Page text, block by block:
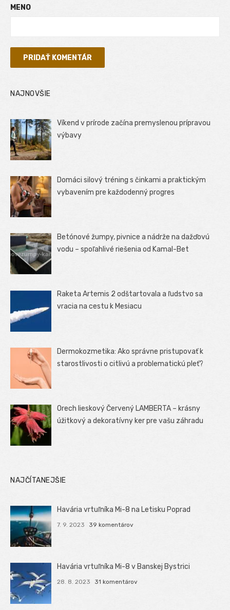
MENO
NAJNOVŠIE
Víkend v prírode začína premyslenou prípravou
výbavy
Domáci silový tréning s činkami a praktickým
vybavením pre každodenný progres
Betónové žumpy, pivnice a nádrže na dažďovú
vodu – spoľahlivé riešenia od Kamal-Bet
Raketa Artemis 2 odštartovala a ľudstvo sa
vracia na cestu k Mesiacu
Dermokozmetika: Ako správne pristupovať k
starostlivosti o citlivú a problematickú pleť?
Orech lieskový Červený LAMBERTA – krásny
úžitkový a dekoratívny ker pre vašu záhradu
NAJČÍTANEJŠIE
Havária vrtuľníka Mi-8 na Letisku Poprad
7. 9. 2023 39 komentárov
Havária vrtuľníka Mi-8 v Banskej Bystrici
28. 8. 2023 31 komentárov